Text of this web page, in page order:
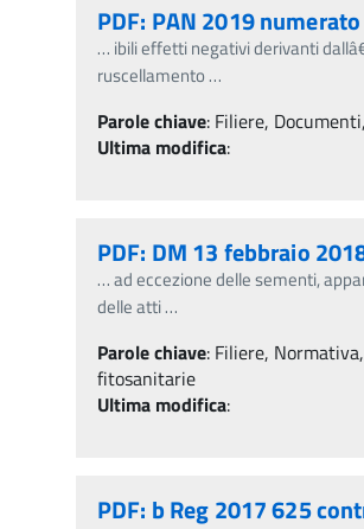
PDF: PAN 2019 numerato
… ibili effetti negativi derivanti
ruscellamento…
Parole chiave: Filiere,
Ultima modifica:
PDF: DM 13 febbraio
…ad eccezione delle sementi,
delle atti…
Parole chiave: Filiere,
fitosanitarie
Ultima modifica:
PDF: b Reg 2017 625